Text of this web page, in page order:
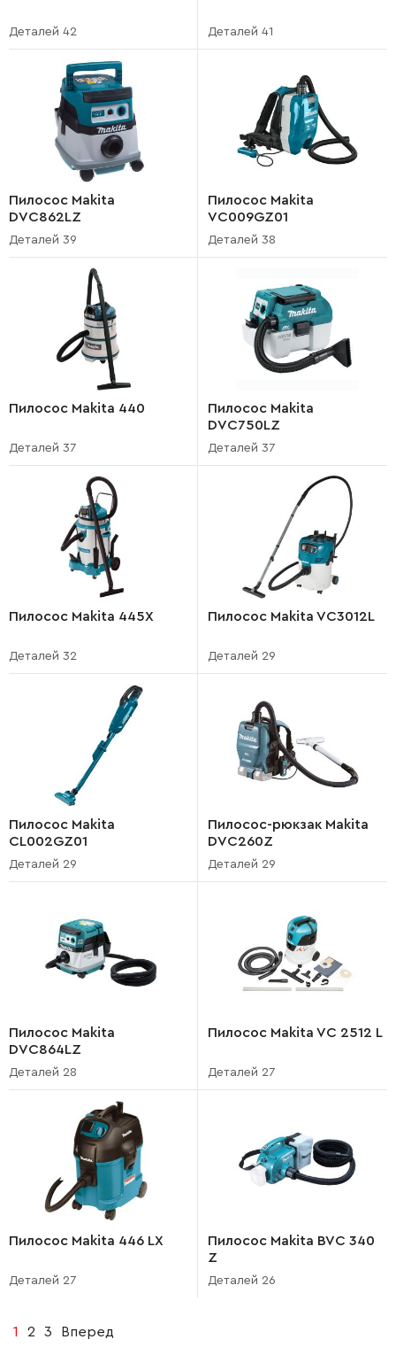
Деталей 42 Деталей 41
Пилосос Makita
DVC862LZ
Деталей 39
Пилосос Makita
VC009GZ01
Деталей 38
Пилосос Makita 440
Деталей 37
Пилосос Makita
DVC750LZ
Деталей 37
Пилосос Makita 445X
Деталей 32
Пилосос Makita VC3012L
Деталей 29
Пилосос Makita
CL002GZ01
Деталей 29
Пилосос-рюкзак Makita
DVC260Z
Деталей 29
Пилосос Makita
DVC864LZ
Деталей 28
Пилосос Makita VC 2512 L
Деталей 27
Пилосос Makita 446 LX
Деталей 27
Пилосос Makita BVC 340
Z
Деталей 26
1 2 3 Вперед